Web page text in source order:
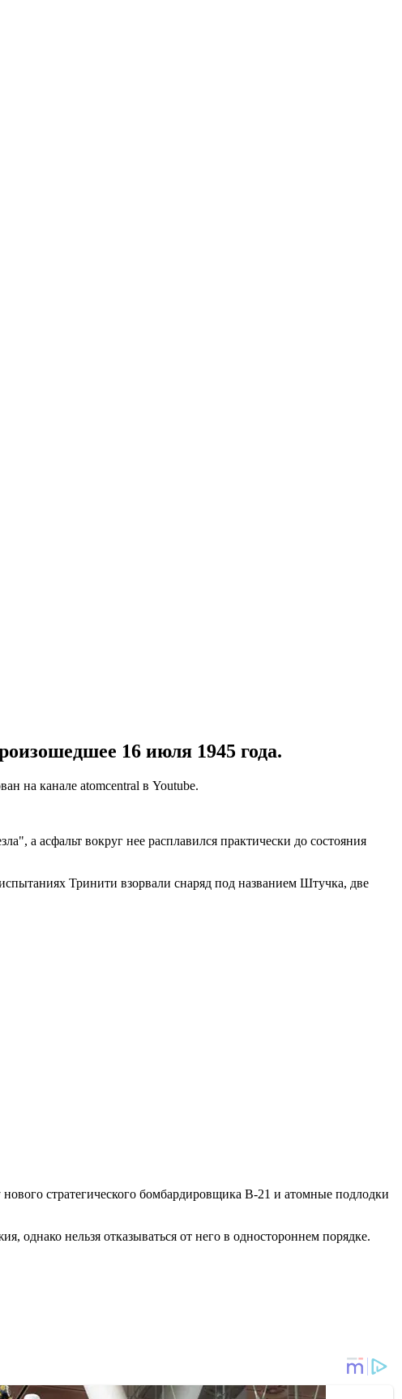
16 июля 1945 года.
на канале atomcentral в Youtube.
а асфальт вокруг нее расплавился практически до состояния
Тринити взорвали снаряд под названием Штучка, две
стратегического бомбардировщика B-21 и атомные подлодки
однако нельзя отказываться от него в одностороннем порядке.